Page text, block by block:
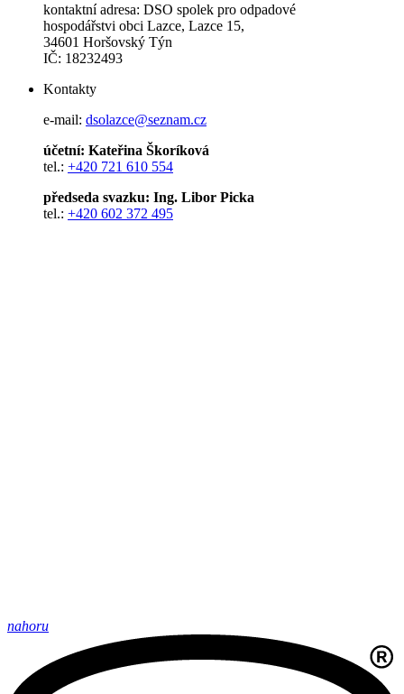
kontaktní adresa: DSO spolek pro odpadové
hospodářstvi obci Lazce, Lazce 15,
34601 Horšovský Týn
IČ: 18232493
Kontakty
e-mail: dsolazce@seznam.cz
účetní: Kateřina Škoríková
tel.: +420 721 610 554
předseda svazku: Ing. Libor Picka
tel.: +420 602 372 495
nahoru